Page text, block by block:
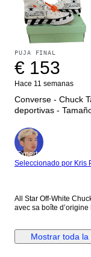
PUJA FINAL
€ 153
Hace 11 semanas
Converse - Chuck
deportivas -
Experto
Seleccionado por Kris
All Star Off-White Chuck
Mostrar toda la